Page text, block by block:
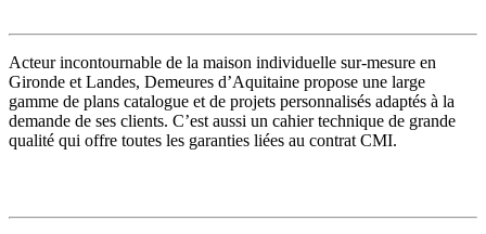
Acteur incontournable de la maison individuelle sur-mesure en
Gironde et Landes, Demeures d’Aquitaine propose une large
gamme de plans catalogue et de projets personnalisés adaptés à la
demande de ses clients. C’est aussi un cahier technique de grande
qualité qui offre toutes les garanties liées au contrat CMI.